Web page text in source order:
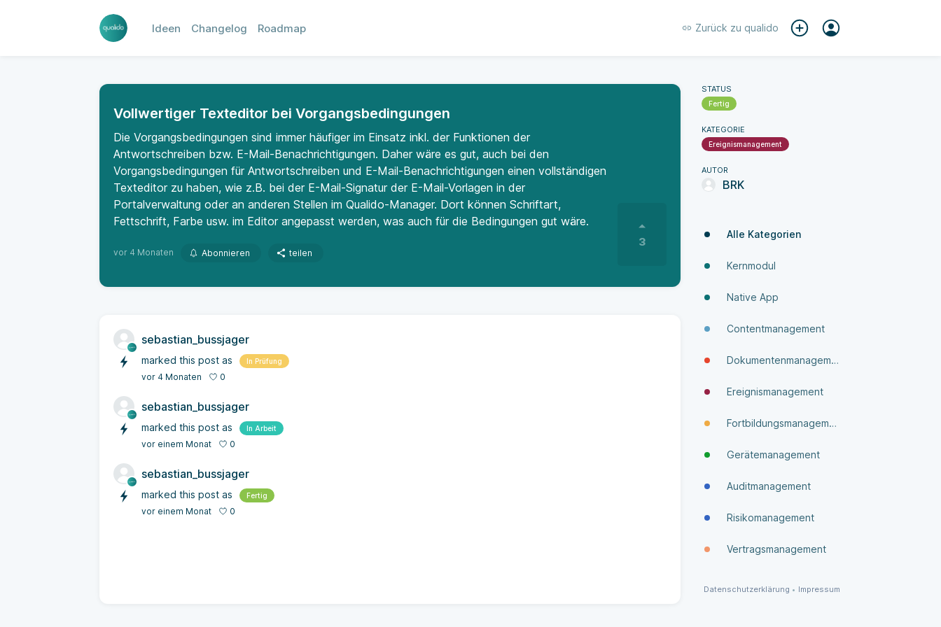
Ideen Changelog Roadmap Zurück zu qualido
Vollwertiger Texteditor bei Vorgangsbedingungen
Die Vorgangsbedingungen sind immer häufiger im Einsatz inkl. der Funktionen der
Antwortschreiben bzw. E-Mail-Benachrichtigungen. Daher wäre es gut, auch bei den
Vorgangsbedingungen für Antwortschreiben und E-Mail-Benachrichtigungen einen vollständigen
Texteditor zu haben, wie z.B. bei der E-Mail-Signatur der E-Mail-Vorlagen in der
Portalverwaltung oder an anderen Stellen im Qualido-Manager. Dort können Schriftart,
Fettschrift, Farbe usw. im Editor angepasst werden, was auch für die Bedingungen gut wäre.
vor 4 Monaten Abonnieren teilen
3
sebastian_bussjager
marked this post as In Prüfung
vor 4 Monaten 0
sebastian_bussjager
marked this post as In Arbeit
vor einem Monat 0
sebastian_bussjager
marked this post as Fertig
vor einem Monat 0
STATUS
Fertig
KATEGORIE
Ereignismanagement
AUTOR
BRK
Alle Kategorien
Kernmodul
Native App
Contentmanagement
Dokumenten­manage­ment
Ereignismanagement
Fortbildungsmanagement
Gerätemanagement
Auditmanagement
Risikomanagement
Vertragsmanagement
Datenschutzerklärung • Impressum